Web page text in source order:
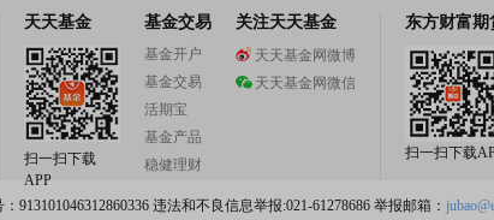
天天基金
扫一扫下载
APP
基金交易
基金开户
基金交易
活期宝
基金产品
稳健理财
关注天天基金
天天基金网微博
天天基金网微信
东方财富期
扫一扫下载
违法和不良信息举报:021-61278686 举报邮箱：